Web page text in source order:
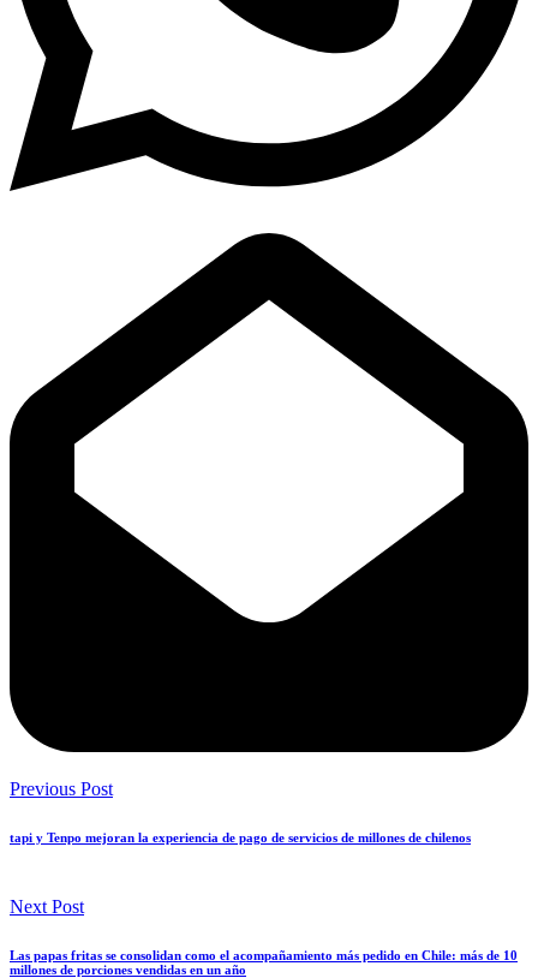
Previous Post
tapi y Tenpo mejoran la experiencia de pago de servicios de millones de chilenos
Next Post
Las papas fritas se consolidan como el acompañamiento más pedido en Chile: más de 10
millones de porciones vendidas en un año